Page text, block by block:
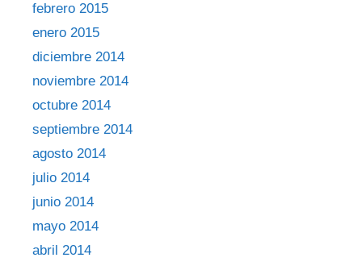
febrero 2015
enero 2015
diciembre 2014
noviembre 2014
octubre 2014
septiembre 2014
agosto 2014
julio 2014
junio 2014
mayo 2014
abril 2014